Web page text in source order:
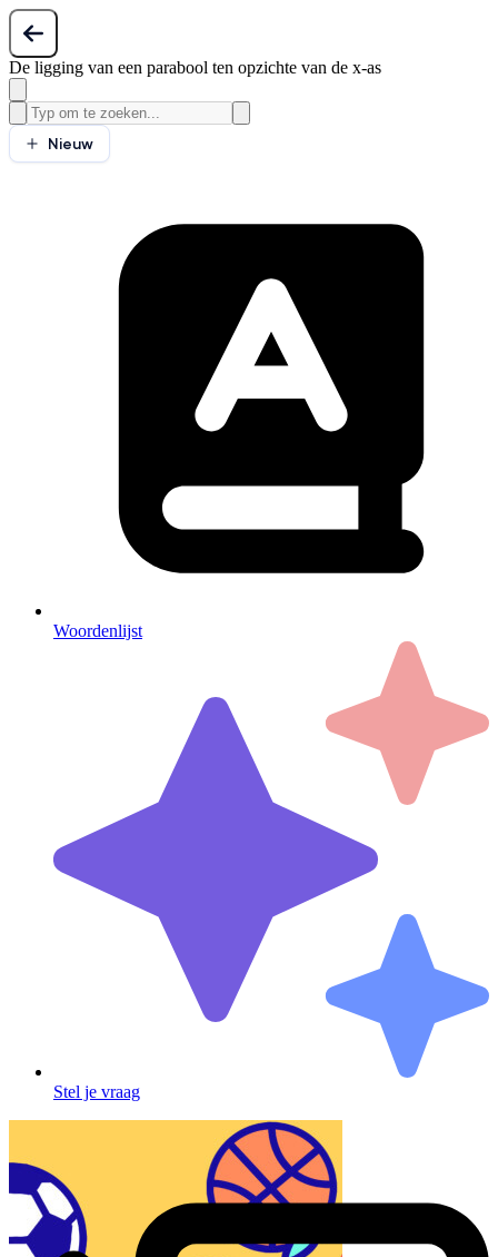
De ligging van een parabool ten opzichte van de x-as
Nieuw
Woordenlijst
Stel je vraag